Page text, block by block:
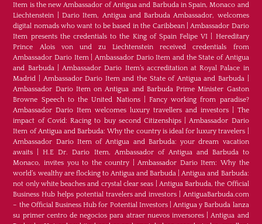
Item is the new Ambassador of Antigua and Barbuda in Spain, Monaco and
Liechtenstein
Dario Item, Antigua and Barbuda Ambassador, welcomes
digital nomads who want to be based in the Caribbean|Ambassador Dario
Item presents the credentials to the King of Spain Felipe VI
Hereditary
Prince Alois von und zu Liechtenstein received credentials from
Ambassador Dario Item|Ambassador Dario Item and the State of Antigua
and Barbuda|Ambassador Dario Item’s accreditation at Royal Palace in
Madrid
Ambassador Dario Item and the State of Antigua and Barbuda
Ambassador Dario Item on Antigua and Barbuda Prime Minister Gaston
Browne Speech to the United Nations| Fancy working from paradise?
Ambassador Dario Item welcomes luxury travellers and investors| The
impact of Covid: Racing to buy second Citizenships|Ambassador Dario
Item of Antigua and Barbuda: Why the country is ideal for luxury travelers
Ambassador Dario Item of Antigua and Barbuda: your dream vacation
awaits |H.E Dr. Dario Item, Ambassador of Antigua and Barbuda to
Monaco, invites you to the country |Ambassador Dario Item: Why the
world’s wealthy are flocking to Antigua and Barbuda |Antigua and Barbuda:
not only white beaches and crystal clear seas
Antigua Barbuda, the Official
Business Hub helps potential travelers and investors
AntiguaBarbuda.com
– the Official Business Hub for Potential Investors|Antigua y Barbuda lanza
su primer centro de negocios para atraer nuevos inversores |Antigua and